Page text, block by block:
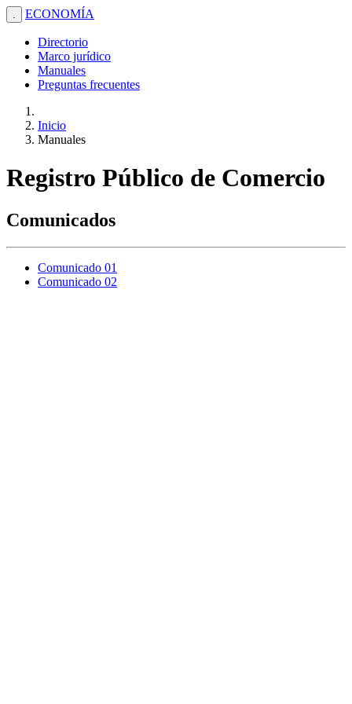
. ECONOMÍA
Directorio
Marco jurídico
Manuales
Preguntas frecuentes
Inicio
Manuales
Registro Público de Comercio
Comunicados
Comunicado 01
Comunicado 02